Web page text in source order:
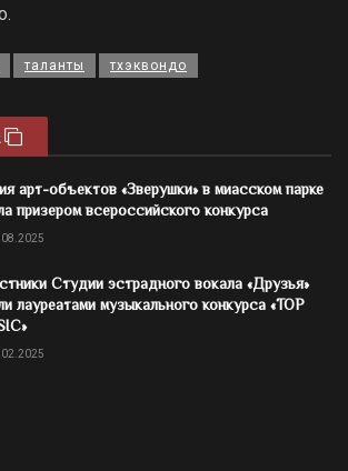
таланты тхэквондо
арт-объектов «Зверушки» в миасском парке
призером всероссийского конкурса
Студии эстрадного вокала «Друзья»
лауреатами музыкального конкурса «TOP